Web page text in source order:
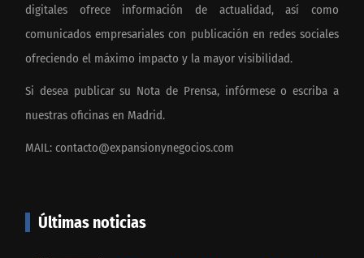
digitales ofrece información de actualidad, así como
comunicados empresariales con publicación en redes sociales
ofreciendo el máximo impacto y la mayor visibilidad.
Si desea publicar su Nota de Prensa, infórmese o escriba a
nuestras oficinas en Madrid.
MAIL: contacto@expansionynegocios.com
Últimas noticias